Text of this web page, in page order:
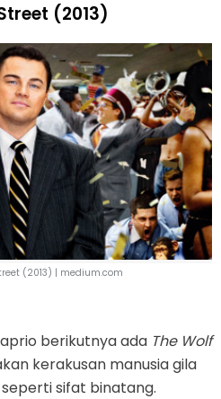
(2013)
(2013) | medium.com
berikutnya ada The Wolf
kerakusan manusia gila
sifat binatang.